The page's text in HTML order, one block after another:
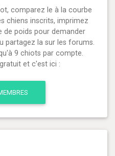
comparez le à la courbe
chiens inscrits, imprimez
de poids pour demander
partagez la sur les forums.
9 chiots par compte.
et c'est ici :